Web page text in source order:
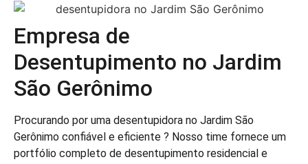
Empresa de
Desentupimento no Jardim
São Gerônimo
Procurando por uma desentupidora no Jardim São
Gerônimo confiável e eficiente ? Nosso time fornece um
portfólio completo de desentupimento residencial e